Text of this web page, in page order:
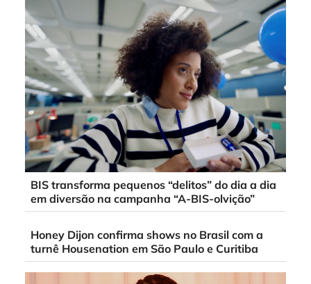
BIS transforma pequenos “delitos” do dia a dia
em diversão na campanha “A-BIS-olvição”
Honey Dijon confirma shows no Brasil com a
turnê Housenation em São Paulo e Curitiba